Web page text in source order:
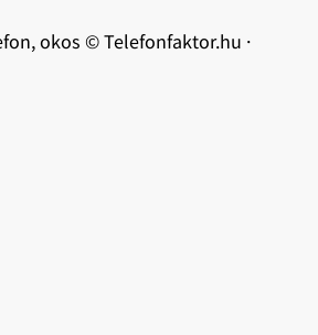
okos © Telefonfaktor.hu ·